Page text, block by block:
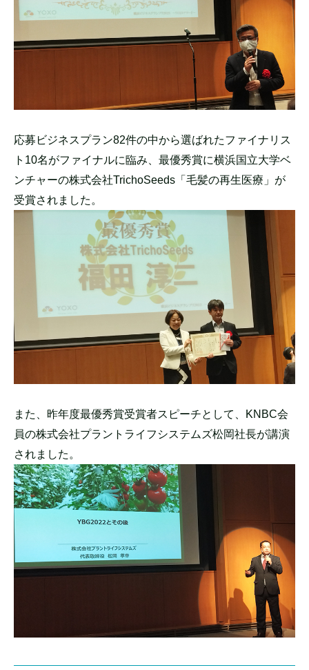
応募ビジネスプラン82件の中から選ばれたファイナリス
ト10名がファイナルに臨み、最優秀賞に横浜国立大学ベ
ンチャーの株式会社TrichoSeeds「毛髪の再生医療」が
受賞されました。
また、昨年度最優秀賞受賞者スピーチとして、KNBC会
員の株式会社プラントライフシステムズ松岡社長が講演
されました。